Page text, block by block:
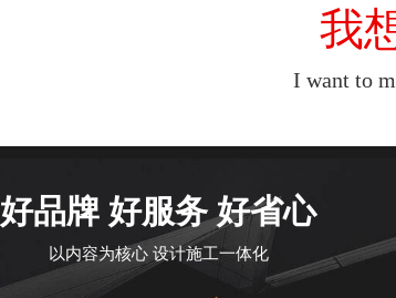
我
I want to
好品牌 好服务 好省心
以内容为核心 设计施工一体化